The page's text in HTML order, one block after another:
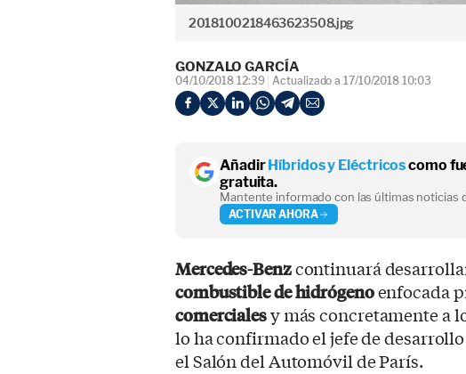
2018100218463623508.jpg
GONZALO GARCÍA
04/10/2018 12:39 Actualizado a 17/10/2018 10:03
AñadirHíbridos y Eléctricoscomo
gratuita.
Mantente informado con las últimas noticias
ACTIVAR AHORA
Mercedes-Benzcontinuará
combustible de hidrógenoenfocada
comercialesy más concretamente a
lo ha confirmado el jefe de
el Salón del Automóvil de París.